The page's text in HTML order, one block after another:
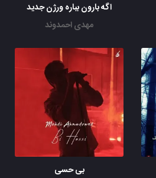
اگه بارون بباره ورژن جدید
مهدی احمدوند
بی حسی